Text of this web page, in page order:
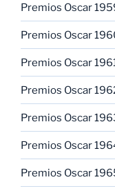
Premios Oscar
Premios Oscar
Premios Oscar
Premios Oscar
Premios Oscar
Premios Oscar
Premios Oscar